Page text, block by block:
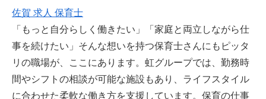
佐賀 求人 保育士
「もっと自分らしく働きたい」「家庭と両立しながら仕
事を続けたい」そんな想いを持つ保育士さんにもピッタ
リの職場が、ここにあります。虹グループでは、勤務時
間やシフトの相談が可能な施設もあり、ライフスタイル
に合わせた柔軟な働き方を支援しています。保育の仕事